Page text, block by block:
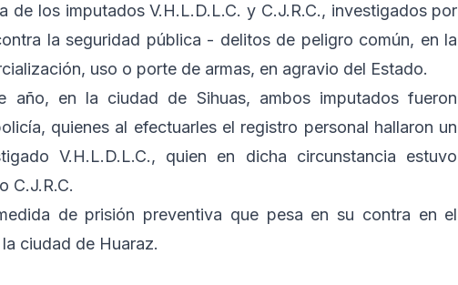
de los imputados V.H.L.D.L.C. y C.J.R.C., investigados por
la seguridad pública - delitos de peligro común, en la
uso o porte de armas, en agravio del Estado.
en la ciudad de Sihuas, ambos imputados fueron
quienes al efectuarles el registro personal hallaron un
V.H.L.D.L.C., quien en dicha circunstancia estuvo
C.J.R.C.
de prisión preventiva que pesa en su contra en el
ciudad de Huaraz.